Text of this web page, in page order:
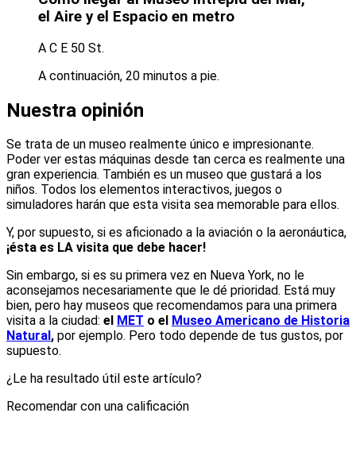
el Aire y el Espacio en metro
A C E 50 St.
A continuación, 20 minutos a pie.
Nuestra opinión
Se trata de un museo realmente único e impresionante.
Poder ver estas máquinas desde tan cerca es realmente una
gran experiencia. También es un museo que gustará a los
niños. Todos los elementos interactivos, juegos o
simuladores harán que esta visita sea memorable para ellos.
Y, por supuesto, si es aficionado a la aviación o la aeronáutica,
¡ésta es LA visita que debe hacer!
Sin embargo, si es su primera vez en Nueva York, no le
aconsejamos necesariamente que le dé prioridad. Está muy
bien, pero hay museos que recomendamos para una primera
visita a la ciudad: el MET o el Museo Americano de Historia
Natural , por ejemplo. Pero todo depende de tus gustos, por
supuesto.
¿Le ha resultado útil este artículo?
Recomendar con una calificación